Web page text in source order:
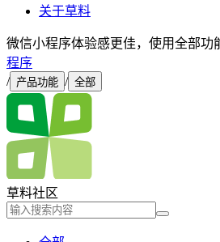
关于草料
微信小程序体验感更佳，使用全部功
程序
/ 产品功能 / 全部
草料社区